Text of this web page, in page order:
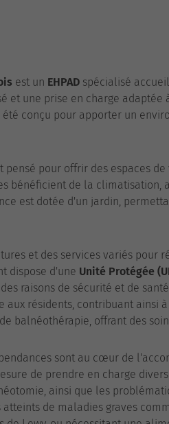
est un EHPAD spécialisé
et une prise en charge adaptée
conçu pour apporter un
pensé pour offrir des espaces
bénéficient de la climatisation,
est dotée d'un jardin,
et des services variés pour
dispose d'une Unité Protégée
raisons de sécurité et de
résidents, contribuant ainsi
balnéothérapie, offrant des
sont au cœur de
de prendre en charge
ainsi que les
de maladies graves